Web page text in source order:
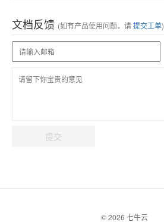
文档反馈 (如有产品使用问题，请提交工单)
提交
© 2026 七牛云